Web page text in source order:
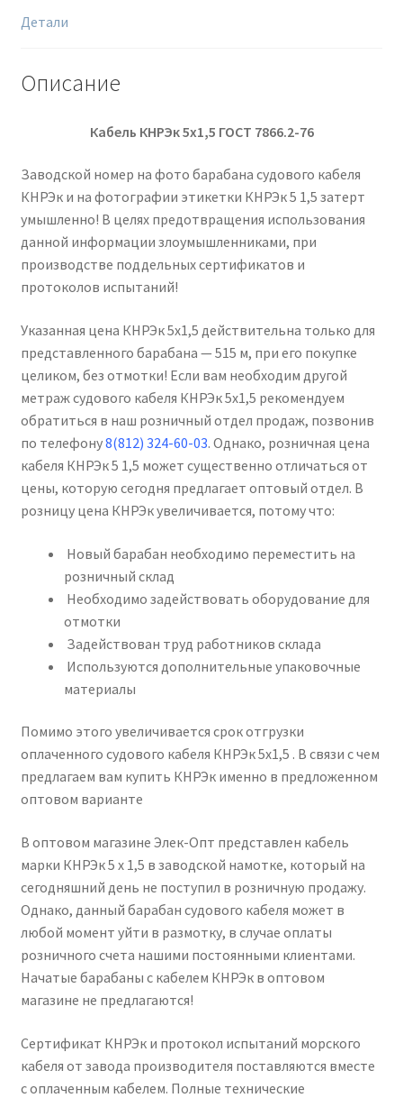
Детали
Описание
Кабель КНРЭк 5х1,5 ГОСТ 7866.2-76
Заводской номер на фото барабана судового кабеля
КНРЭк и на фотографии этикетки КНРЭк 5 1,5 затерт
умышленно! В целях предотвращения использования
данной информации злоумышленниками, при
производстве поддельных сертификатов и
протоколов испытаний!
Указанная цена КНРЭк 5х1,5 действительна только для
представленного барабана — 515 м, при его покупке
целиком, без отмотки! Если вам необходим другой
метраж судового кабеля КНРЭк 5х1,5 рекомендуем
обратиться в наш розничный отдел продаж, позвонив
по телефону8(812) 324-60-03. Однако, розничная цена
кабеля КНРЭк 5 1,5 может существенно отличаться от
цены, которую сегодня предлагает оптовый отдел. В
розницу цена КНРЭк увеличивается, потому что:
Новый барабан необходимо переместить на
розничный склад
Необходимо задействовать оборудование для
отмотки
Задействован труд работников склада
Используются дополнительные упаковочные
материалы
Помимо этого увеличивается срок отгрузки
оплаченного судового кабеля КНРЭк 5х1,5 . В связи с чем
предлагаем вам купить КНРЭк именно в предложенном
оптовом варианте
В оптовом магазине Элек-Опт представлен кабель
марки КНРЭк 5 х 1,5 в заводской намотке, который на
сегодняшний день не поступил в розничную продажу.
Однако, данный барабан судового кабеля может в
любой момент уйти в размотку, в случае оплаты
розничного счета нашими постоянными клиентами.
Начатые барабаны с кабелем КНРЭк в оптовом
магазине не предлагаются!
Сертификат КНРЭк и протокол испытаний морского
кабеля от завода производителя поставляются вместе
с оплаченным кабелем. Полные технические